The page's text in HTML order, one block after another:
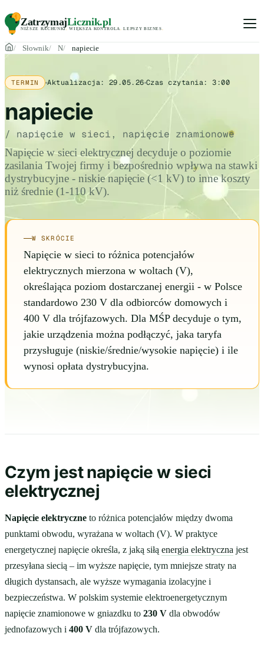
ZatrzymajLicznik.pl
NIŻSZE RACHUNKI. WIĘKSZA KONTROLA LEPSZY BIZNES
Słownik N napiecie
TERMIN Aktualizacja:29.05.26 Czas czytania:3:00
napiecie
/ napięcie w sieci, napięcie znamionowe
Napięcie w sieci elektrycznej decyduje o poziomie
zasilania Twojej firmy i bezpośrednio wpływa na stawki
dystrybucyjne - niskie napięcie (<1 kV) to inne koszty
niż średnie (1-110 kV).
W SKRÓCIE
Napięcie w sieci to różnica potencjałów
elektrycznych mierzona w woltach (V),
określająca poziom dostarczanej energii - w Polsce
standardowo 230 V dla odbiorców domowych i
400 V dla trójfazowych. Dla MŚP decyduje o tym,
jakie urządzenia można podłączyć, jaka taryfa
przysługuje (niskie/średnie/wysokie napięcie) i ile
wynosi opłata dystrybucyjna.
Czym jest napięcie w sieci
elektrycznej
Napięcie elektryczne to różnica potencjałów między dwoma
punktami obwodu, wyrażana w woltach (V). W praktyce
energetycznej napięcie określa, z jaką siłą energia elektryczna jest
przesyłana siecią – im wyższe napięcie, tym mniejsze straty na
długich dystansach, ale wyższe wymagania izolacyjne i
bezpieczeństwa. W polskim systemie elektroenergetycznym
napięcie znamionowe w gniazdku to 230 V dla obwodów
jednofazowych i 400 V dla trójfazowych.